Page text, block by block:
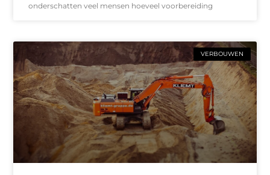
onderschatten veel mensen hoeveel voorbereiding
VERBOUWEN